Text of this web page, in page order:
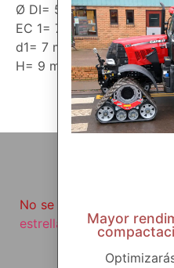
Ø DI= 53 mm
EC 1= 76 mm
d1= 7 mm
H= 9 mm
No se vayan sin haber
estrella
Mayor